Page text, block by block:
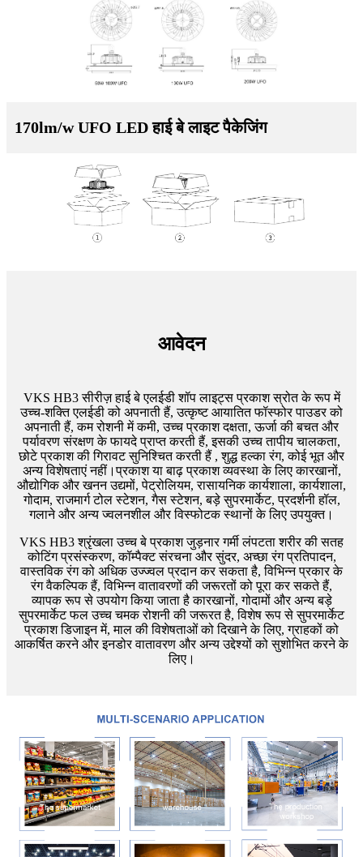
170lm/w UFO LED हाई बे लाइट पैकेजिंग
आवेदन
VKS HB3 सीरीज़ हाई बे एलईडी शॉप लाइट्स प्रकाश स्रोत के रूप में
उच्च-शक्ति एलईडी को अपनाती हैं, उत्कृष्ट आयातित फॉस्फोर पाउडर को
अपनाती हैं, कम रोशनी में कमी, उच्च प्रकाश दक्षता, ऊर्जा की बचत और
पर्यावरण संरक्षण के फायदे प्राप्त करती हैं, इसकी उच्च तापीय चालकता,
छोटे प्रकाश की गिरावट सुनिश्चित करती हैं , शुद्ध हल्का रंग, कोई भूत और
अन्य विशेषताएं नहीं।प्रकाश या बाढ़ प्रकाश व्यवस्था के लिए कारखानों,
औद्योगिक और खनन उद्यमों, पेट्रोलियम, रासायनिक कार्यशाला, कार्यशाला,
गोदाम, राजमार्ग टोल स्टेशन, गैस स्टेशन, बड़े सुपरमार्केट, प्रदर्शनी हॉल,
गलाने और अन्य ज्वलनशील और विस्फोटक स्थानों के लिए उपयुक्त।
VKS HB3 श्रृंखला उच्च बे प्रकाश जुड़नार गर्मी लंपटता शरीर की सतह
कोटिंग प्रसंस्करण, कॉम्पैक्ट संरचना और सुंदर, अच्छा रंग प्रतिपादन,
वास्तविक रंग को अधिक उज्ज्वल प्रदान कर सकता है, विभिन्न प्रकार के
रंग वैकल्पिक हैं, विभिन्न वातावरणों की जरूरतों को पूरा कर सकते हैं,
व्यापक रूप से उपयोग किया जाता है कारखानों, गोदामों और अन्य बड़े
सुपरमार्केट फल उच्च चमक रोशनी की जरूरत है, विशेष रूप से सुपरमार्केट
प्रकाश डिजाइन में, माल की विशेषताओं को दिखाने के लिए, ग्राहकों को
आकर्षित करने और इनडोर वातावरण और अन्य उद्देश्यों को सुशोभित करने के
लिए।